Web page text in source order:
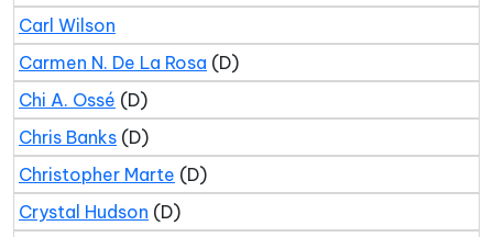
Carl Wilson
Carmen N. De La Rosa (D)
Chi A. Ossé (D)
Chris Banks (D)
Christopher Marte (D)
Crystal Hudson (D)